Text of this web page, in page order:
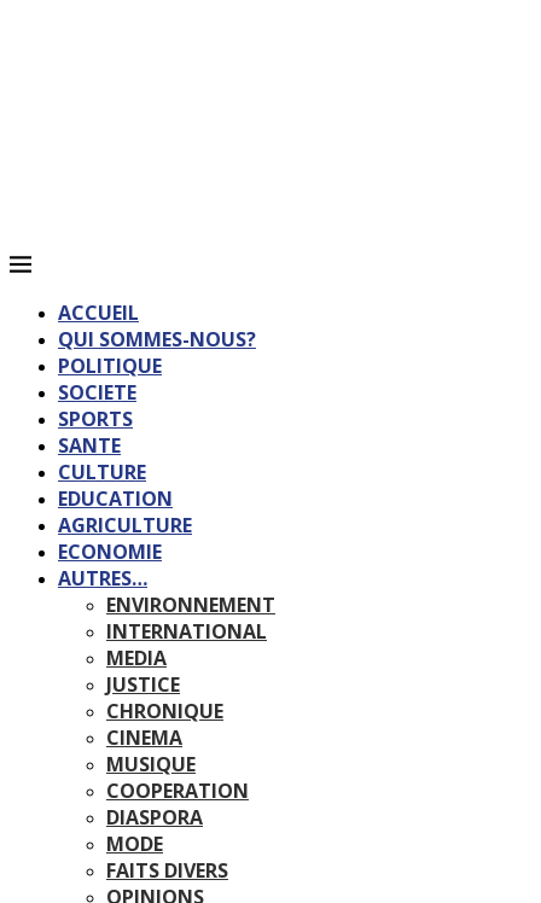
ACCUEIL
QUI SOMMES-NOUS?
POLITIQUE
SOCIETE
SPORTS
SANTE
CULTURE
EDUCATION
AGRICULTURE
ECONOMIE
AUTRES…
ENVIRONNEMENT
INTERNATIONAL
MEDIA
JUSTICE
CHRONIQUE
CINEMA
MUSIQUE
COOPERATION
DIASPORA
MODE
FAITS DIVERS
OPINIONS